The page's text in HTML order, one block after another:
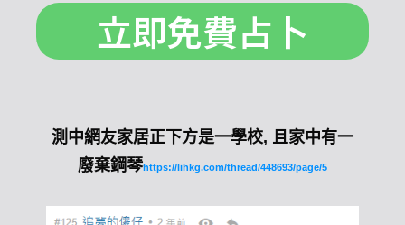
立即免費占卜
測中網友家居正下方是一學校, 且家中有一
廢棄鋼琴https://lihkg.com/thread/448693/page/5